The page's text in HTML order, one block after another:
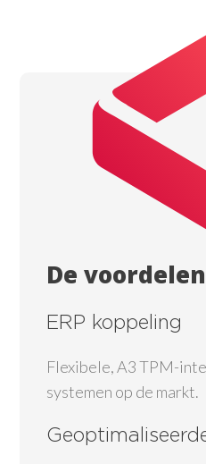
De voordelen
ERP koppeling
Flexibele, A3 TPM-
systemen op de markt.